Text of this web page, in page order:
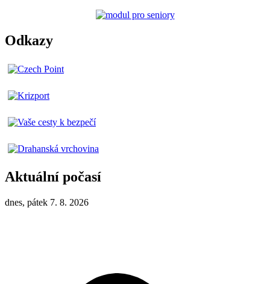
Odkazy
Aktuální počasí
dnes, pátek 7. 8. 2026